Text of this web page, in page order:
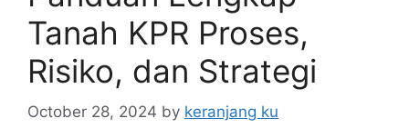
Tanah KPR Proses,
Risiko, dan Strategi
October 28, 2024 by keranjang ku